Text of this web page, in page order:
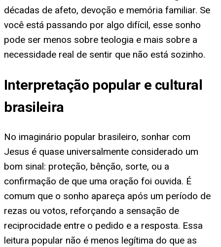
décadas de afeto, devoção e memória familiar. Se
você está passando por algo difícil, esse sonho
pode ser menos sobre teologia e mais sobre a
necessidade real de sentir que não está sozinho.
Interpretação popular e cultural
brasileira
No imaginário popular brasileiro, sonhar com
Jesus é quase universalmente considerado um
bom sinal: proteção, bênção, sorte, ou a
confirmação de que uma oração foi ouvida. É
comum que o sonho apareça após um período de
rezas ou votos, reforçando a sensação de
reciprocidade entre o pedido e a resposta. Essa
leitura popular não é menos legítima do que as